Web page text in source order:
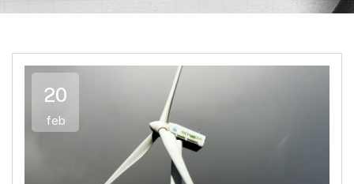
20
feb